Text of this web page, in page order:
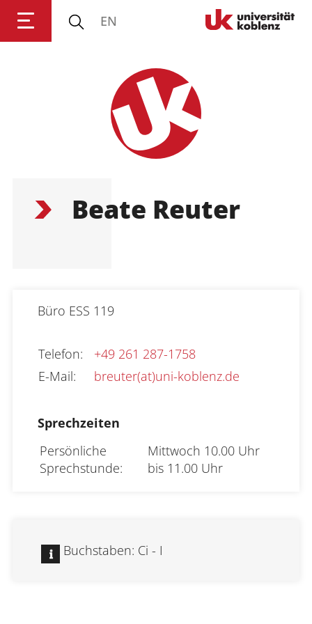
Forschung
Transfer
Verwaltung
Fachbereiche
Bildungswissenschaften
Philologie / Kulturwissenschaften
EN
Beate Reuter
Büro ESS 119
Telefon:
+49 261 287-1758
E-Mail: breuter(at)uni-koblenz.de
Sprechzeiten
Persönliche
Sprechstunde:
Mittwoch 10.00 Uhr
bis 11.00 Uhr
Buchstaben: Ci - I